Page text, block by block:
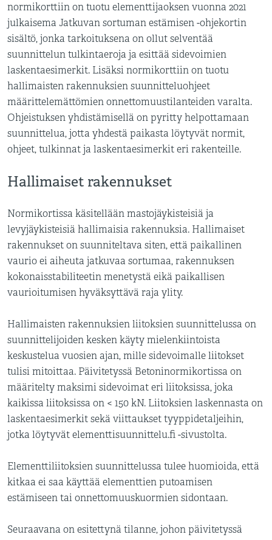
normikorttiin on tuotu elementtijaoksen vuonna 2021
julkaisema Jatkuvan sortuman estämisen -ohjekortin
sisältö, jonka tarkoituksena on ollut selventää
suunnittelun tulkintaeroja ja esittää sidevoimien
laskentaesimerkit. Lisäksi normikorttiin on tuotu
hallimaisten rakennuksien suunnitteluohjeet
määrittelemättömien onnettomuustilanteiden varalta.
Ohjeistuksen yhdistämisellä on pyritty helpottamaan
suunnittelua, jotta yhdestä paikasta löytyvät normit,
ohjeet, tulkinnat ja laskentaesimerkit eri rakenteille.
Hallimaiset rakennukset
Normikortissa käsitellään mastojäykisteisiä ja
levyjäykisteisiä hallimaisia rakennuksia. Hallimaiset
rakennukset on suunniteltava siten, että paikallinen
vaurio ei aiheuta jatkuvaa sortumaa, rakennuksen
kokonaisstabiliteetin menetystä eikä paikallisen
vaurioitumisen hyväksyttävä raja ylity.
Hallimaisten rakennuksien liitoksien suunnittelussa on
suunnittelijoiden kesken käyty mielenkiintoista
keskustelua vuosien ajan, mille sidevoimalle liitokset
tulisi mitoittaa. Päivitetyssä Betoninormikortissa on
määritelty maksimi sidevoimat eri liitoksissa, joka
kaikissa liitoksissa on < 150 kN. Liitoksien laskennasta on
laskentaesimerkit sekä viittaukset tyyppidetaljeihin,
jotka löytyvät elementtisuunnittelu.fi -sivustolta.
Elementtiliitoksien suunnittelussa tulee huomioida, että
kitkaa ei saa käyttää elementtien putoamisen
estämiseen tai onnettomuuskuormien sidontaan.
Seuraavana on esitettynä tilanne, johon päivitetyssä